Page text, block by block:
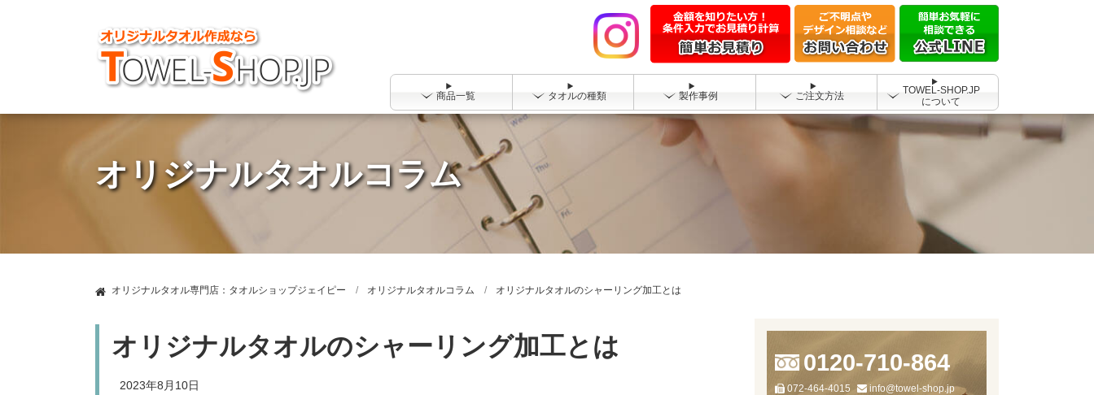
商品一覧 タオルの種類 製作事例 ご注文方法
TOWEL-SHOP.JP
について
オリジナルタオルコラム
オリジナルタオル専門店：タオルショップジェイピー オリジナルタオルコラム オリジナルタオルのシャーリング加工とは
オリジナルタオルのシャーリング加工とは
2023年8月10日
0120-710-864
072-464-4015 info@towel-shop.jp